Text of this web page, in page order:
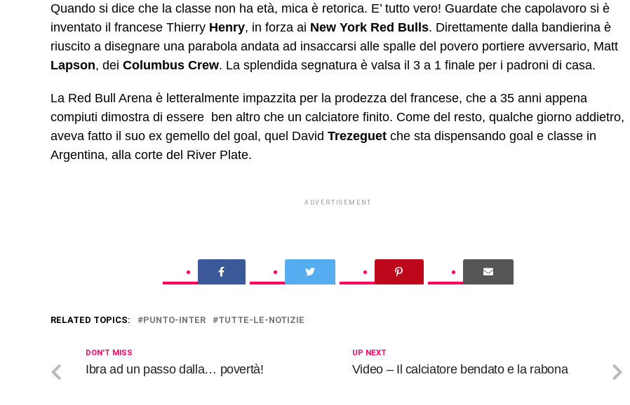
Quando si dice che la classe non ha età, mica è retorica. E’ tutto vero! Guardate che capolavoro si è
inventato il francese Thierry Henry, in forza ai New York Red Bulls. Direttamente dalla bandierina è
riuscito a disegnare una parabola andata ad insaccarsi alle spalle del povero portiere avversario, Matt
Lapson, dei Columbus Crew. La splendida segnatura è valsa il 3 a 1 finale per i padroni di casa.
La Red Bull Arena è letteralmente impazzita per la prodezza del francese, che a 35 anni appena
compiuti dimostra di essere ben altro che un calciatore finito. Come del resto, qualche giorno addietro,
aveva fatto il suo ex gemello del goal, quel David Trezeguet che sta dispensando goal e classe in
Argentina, alla corte del River Plate.
ADVERTISEMENT
RELATED TOPICS: PUNTO-INTER TUTTE-LE-NOTIZIE
UP NEXT
Video – Il calciatore bendato e la rabona
DON'T MISS
Ibra ad un passo dalla… povertà!